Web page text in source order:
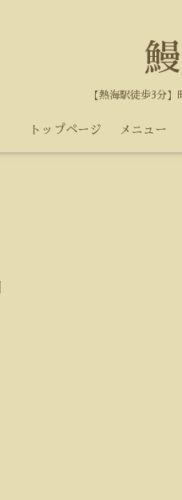
【熱海駅徒歩3分
トップページ メニュー